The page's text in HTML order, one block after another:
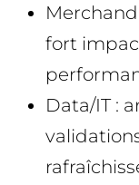
fort
Data/IT :